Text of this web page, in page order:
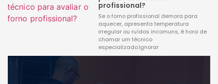
profissional?
Se o forno profissional demora para
aquecer, apresenta temperatura
irregular ou ruídos incomuns, é hora de
chamar um técnico
especializado.Ignorar